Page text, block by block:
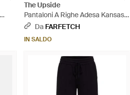
The Upside
Pantaloni A Righe Adesa Kansas -
Bianco
Da FARFETCH
IN SALDO